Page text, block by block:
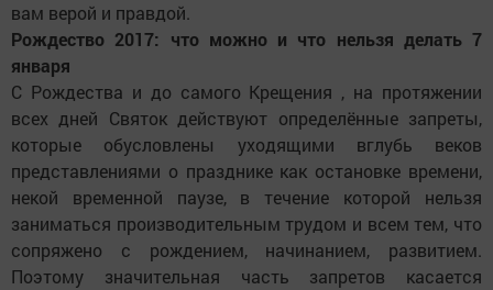
вам верой и правдой.
Рождество 2017: что можно и что нельзя делать 7
января
С Рождества и до самого Крещения , на протяжении
всех дней Святок действуют определённые запреты,
которые обусловлены уходящими вглубь веков
представлениями о празднике как остановке времени,
некой временной паузе, в течение которой нельзя
заниматься производительным трудом и всем тем, что
сопряжено с рождением, начинанием, развитием.
Поэтому значительная часть запретов касается